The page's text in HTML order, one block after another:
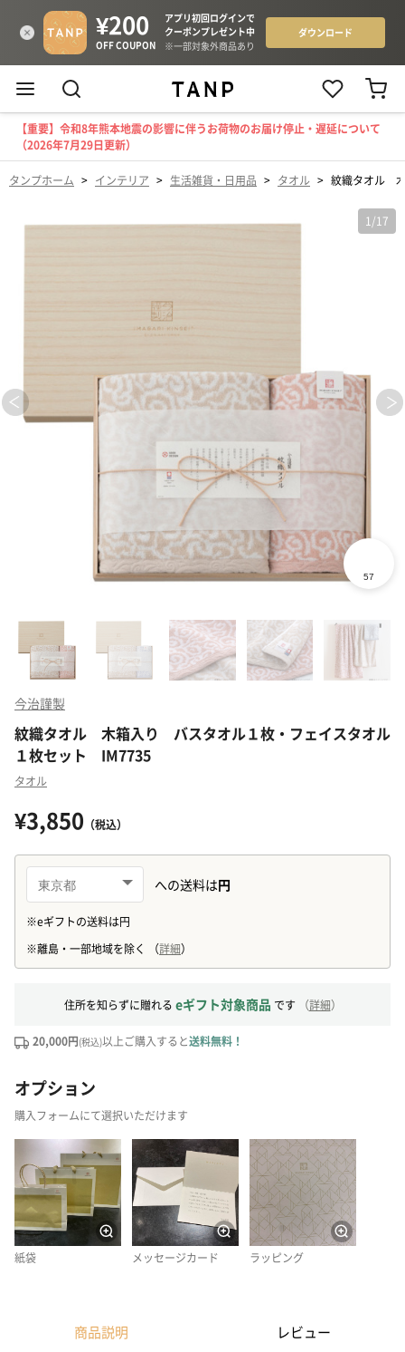
【重要】令和8年熊本地震の影響に伴うお荷物のお届け停止・遅延について
（2026年7月29日更新）
タンプホーム > インテリア > 生活雑貨・日用品 > タオル > 紋織タオル
1 /17
今治謹製
紋織タオル 木箱入り バスタオル１枚・フェイスタオル
１枚セット IM7735
タオル
¥3,850 （税込）
住所を知らずに贈れる eギフト対象商品 です （詳細）
20,000円(税込)以上ご購入すると送料無料！
オプション
購入フォームにて選択いただけます
紙袋 メッセージカード ラッピング
商品説明 レビュー